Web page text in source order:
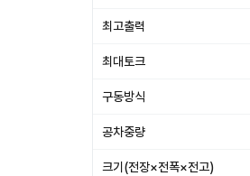
최고출력
최대토크
구동방식
공차중량
크기(전장×전폭×전고)